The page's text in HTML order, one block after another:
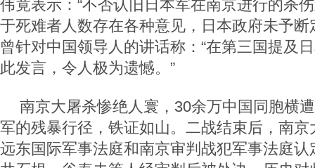
伟竟表示：“不否认旧日本军在南京进行的杀
于死难者人数存在各种意见，日本政府未予断
曾针对中国领导人的讲话称：“在第三国提及
此发言，令人极为遗憾。”
南京大屠杀惨绝人寰，30余万中国同胞横
军的残暴行径，铁证如山。二战结束后，南
远东国际军事法庭和南京审判战犯军事法庭